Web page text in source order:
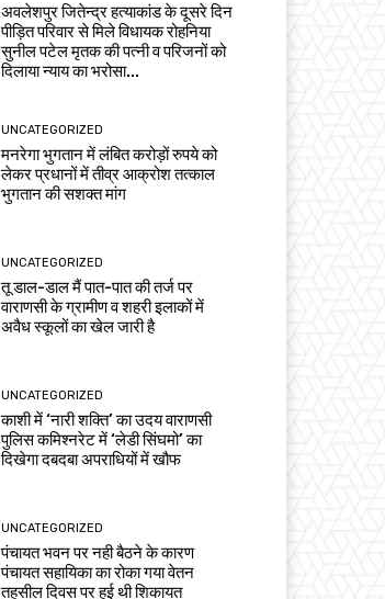
अवलेशपुर जितेन्द्र हत्याकांड के दूसरे दिन
पीड़ित परिवार से मिले विधायक रोहनिया
सुनील पटेल मृतक की पत्नी व परिजनों को
दिलाया न्याय का भरोसा...
UNCATEGORIZED
मनरेगा भुगतान में लंबित करोड़ों रुपये को
लेकर प्रधानों में तीव्र आक्रोश तत्काल
भुगतान की सशक्त मांग
UNCATEGORIZED
तू डाल-डाल मैं पात-पात की तर्ज पर
वाराणसी के ग्रामीण व शहरी इलाकों में
अवैध स्कूलों का खेल जारी है
UNCATEGORIZED
काशी में ‘नारी शक्ति’ का उदय वाराणसी
पुलिस कमिश्नरेट में ‘लेडी सिंघमो’ का
दिखेगा दबदबा अपराधियों में खौफ
UNCATEGORIZED
पंचायत भवन पर नही बैठने के कारण
पंचायत सहायिका का रोका गया वेतन
तहसील दिवस पर हुई थी शिकायत